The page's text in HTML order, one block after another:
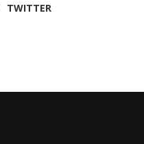
TWITTER